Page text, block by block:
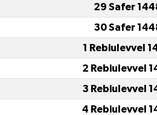
29 Safer
30 Safer
1 Rebiulevvel
2 Rebiulevvel
3 Rebiulevvel
4 Rebiulevvel